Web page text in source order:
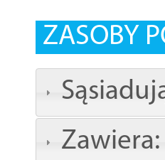
ZASOBY
Zawiera: